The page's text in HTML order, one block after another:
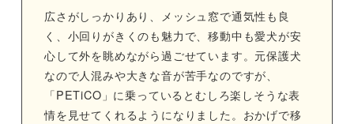
広さがしっかりあり、メッシュ窓で通気性も良
く、小回りがきくのも魅力で、移動中も愛犬が安
心して外を眺めながら過ごせています。元保護犬
なので人混みや大きな音が苦手なのですが、
「PETiCO」に乗っているとむしろ楽しそうな表
情を見せてくれるようになりました。おかげで移